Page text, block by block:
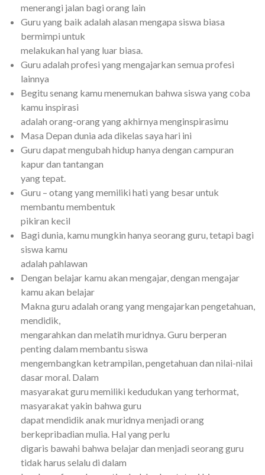
menerangi jalan bagi orang lain
Guru yang baik adalah alasan mengapa siswa biasa
bermimpi untuk
melakukan hal yang luar biasa.
Guru adalah profesi yang mengajarkan semua profesi
lainnya
Begitu senang kamu menemukan bahwa siswa yang coba
kamu inspirasi
adalah orang-orang yang akhirnya menginspirasimu
Masa Depan dunia ada dikelas saya hari ini
Guru dapat mengubah hidup hanya dengan campuran
kapur dan tantangan
yang tepat.
Guru – otang yang memiliki hati yang besar untuk
membantu membentuk
pikiran kecil
Bagi dunia, kamu mungkin hanya seorang guru, tetapi bagi
siswa kamu
adalah pahlawan
Dengan belajar kamu akan mengajar, dengan mengajar
kamu akan belajar
Makna guru adalah orang yang mengajarkan pengetahuan,
mendidik,
mengarahkan dan melatih muridnya. Guru berperan
penting dalam membantu siswa
mengembangkan ketrampilan, pengetahuan dan nilai-nilai
dasar moral. Dalam
masyarakat guru memiliki kedudukan yang terhormat,
masyarakat yakin bahwa guru
dapat mendidik anak muridnya menjadi orang
berkepribadian mulia. Hal yang perlu
digaris bawahi bahwa belajar dan menjadi seorang guru
tidak harus selalu di dalam